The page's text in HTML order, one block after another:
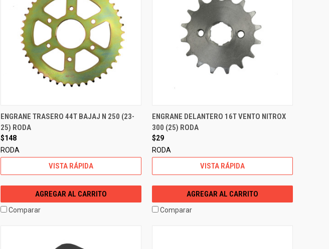
ENGRANE TRASERO 44T BAJAJ N 250 (23-
25) RODA
$148
RODA
VISTA RÁPIDA
AGREGAR AL CARRITO
Comparar
ENGRANE DELANTERO 16T VENTO NITROX
300 (25) RODA
$29
RODA
VISTA RÁPIDA
AGREGAR AL CARRITO
Comparar